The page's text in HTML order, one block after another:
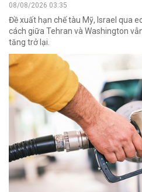
08/08/2026 03:35
Đề xuất hạn chế tàu Mỹ, Israel qua
cách giữa Tehran và Washington
tăng trở lại.